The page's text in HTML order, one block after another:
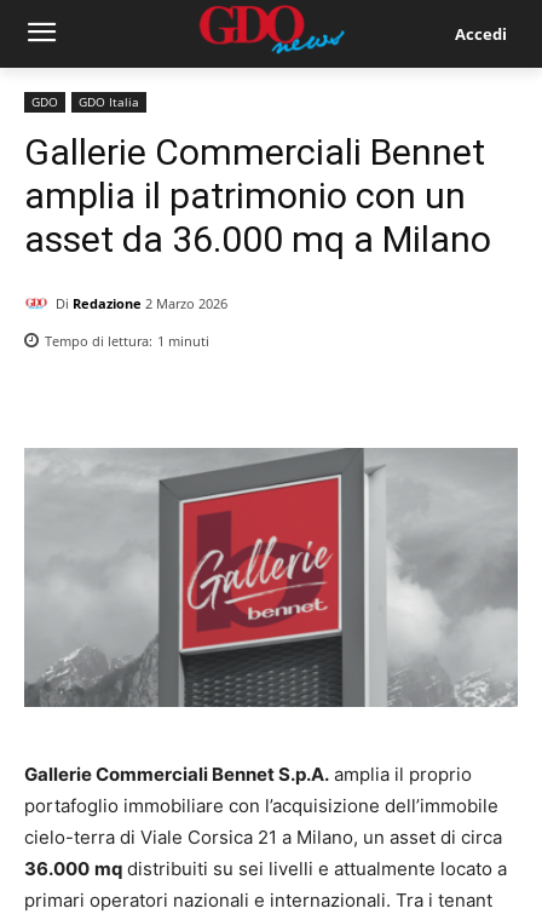
Accedi
GDO GDO Italia
Gallerie Commerciali Bennet
amplia il patrimonio con un
asset da 36.000 mq a Milano
Di Redazione 2 Marzo 2026
Tempo di lettura: 1 minuti
Gallerie Commerciali Bennet S.p.A. amplia il proprio
portafoglio immobiliare con l’acquisizione dell’immobile
cielo-terra di Viale Corsica 21 a Milano, un asset di circa
36.000 mq distribuiti su sei livelli e attualmente locato a
primari operatori nazionali e internazionali. Tra i tenant